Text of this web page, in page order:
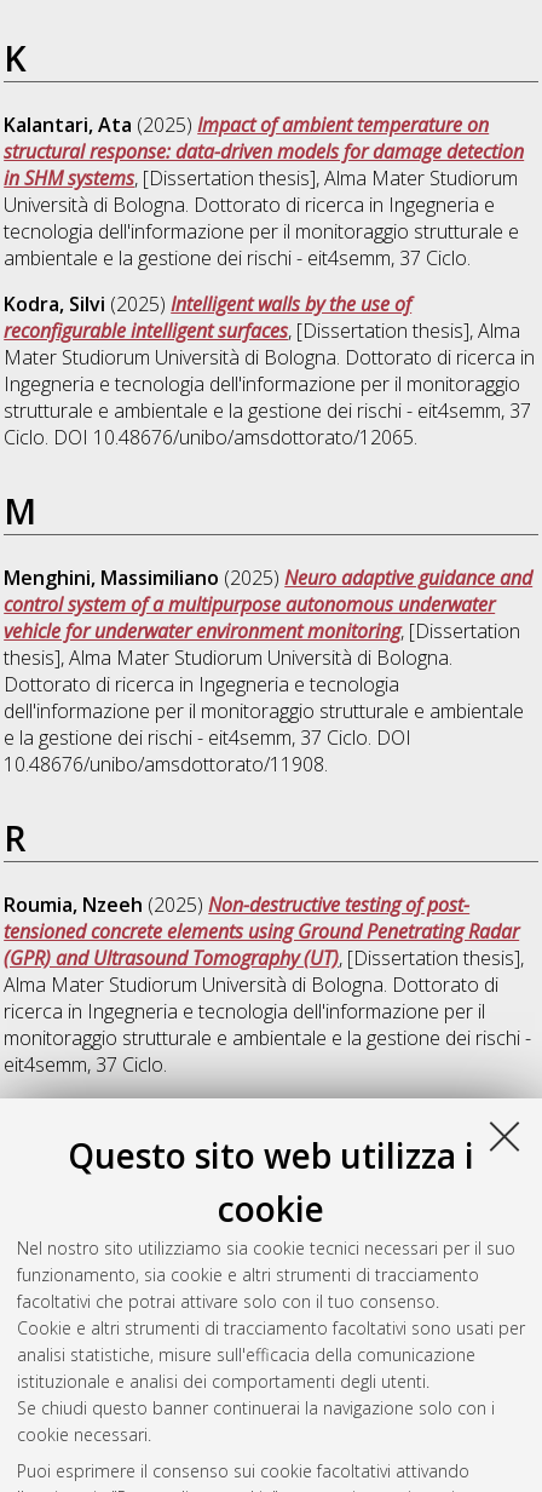
Questo sito web utilizza i
cookie
Nel nostro sito utilizziamo sia cookie tecnici necessari per il suo
funzionamento, sia cookie e altri strumenti di tracciamento
facoltativi che potrai attivare solo con il tuo consenso.
Cookie e altri strumenti di tracciamento facoltativi sono usati per
analisi statistiche, misure sull'efficacia della comunicazione
istituzionale e analisi dei comportamenti degli utenti.
Se chiudi questo banner continuerai la navigazione solo con i
cookie necessari.
Puoi esprimere il consenso sui cookie facoltativi attivando
K
Kalantari, Ata (2025)Impact of ambient temperature on
structural response: data-driven models for damage detection
in SHM systems, [Dissertation thesis], Alma Mater Studiorum
Università di Bologna. Dottorato di ricerca in Ingegneria e
tecnologia dell'informazione per il monitoraggio strutturale e
ambientale e la gestione dei rischi - eit4semm, 37 Ciclo.
Kodra, Silvi (2025)Intelligent walls by the use of
reconfigurable intelligent surfaces, [Dissertation thesis], Alma
Mater Studiorum Università di Bologna. Dottorato di ricerca in
Ingegneria e tecnologia dell'informazione per il monitoraggio
strutturale e ambientale e la gestione dei rischi - eit4semm, 37
Ciclo. DOI 10.48676/unibo/amsdottorato/12065.
M
Menghini, Massimiliano (2025)Neuro adaptive guidance and
control system of a multipurpose autonomous underwater
vehicle for underwater environment monitoring, [Dissertation
thesis], Alma Mater Studiorum Università di Bologna.
Dottorato di ricerca in Ingegneria e tecnologia
dell'informazione per il monitoraggio strutturale e ambientale
e la gestione dei rischi - eit4semm, 37 Ciclo. DOI
10.48676/unibo/amsdottorato/11908.
R
Roumia, Nzeeh (2025)Non-destructive testing of post-
tensioned concrete elements using Ground Penetrating Radar
(GPR) and Ultrasound Tomography (UT), [Dissertation thesis],
Alma Mater Studiorum Università di Bologna. Dottorato di
ricerca in Ingegneria e tecnologia dell'informazione per il
monitoraggio strutturale e ambientale e la gestione dei rischi -
eit4semm, 37 Ciclo.
Intelligent sensor systems for automotive
, [Dissertation thesis], Alma Mater Studiorum
Università di Bologna. Dottorato di ricerca inIngegneria e
tecnologia dell'informazione per il monitoraggio strutturale e
ambientale e la gestione dei rischi - eit4semm, 37 Ciclo.
Questa lista e' stata generata ilFri Aug 7 20:41:54 2026 CEST
Atom
Rss 1.0